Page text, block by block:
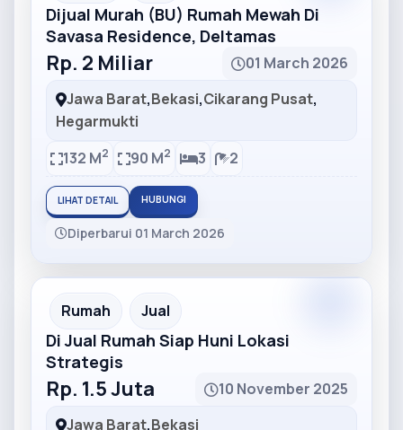
Dijual Murah (BU) Rumah Mewah Di
Savasa Residence, Deltamas
Rp. 2 Miliar
01 March 2026
Jawa Barat,Bekasi,Cikarang Pusat,
Hegarmukti
132 M2 90 M2 3 2
LIHAT DETAIL HUBUNGI
Diperbarui 01 March 2026
Partner Ad
Rumah Jual
Di Jual Rumah Siap Huni Lokasi
Strategis
Rp. 1.5 Juta
10 November 2025
Jawa Barat,Bekasi